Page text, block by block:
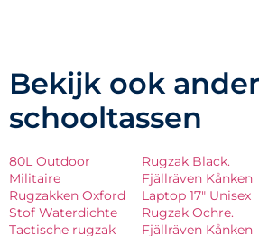
Bekijk ook
schooltassen
80L Outdoor
Militaire
Rugzakken Oxford
Stof Waterdichte
Tactische rugzak
Rugzak Black.
Fjällräven Kånken
Laptop 17″ Unisex
Rugzak Ochre.
Fjällräven Kånken